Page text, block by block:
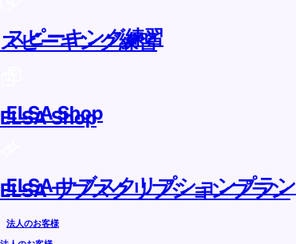
スピーキング練習
ELSA Shop
ELSA サブスクリプションプラン
法人のお客様
スピーキング練習
ELSA Shop
ELSA サブスクリプションプラン